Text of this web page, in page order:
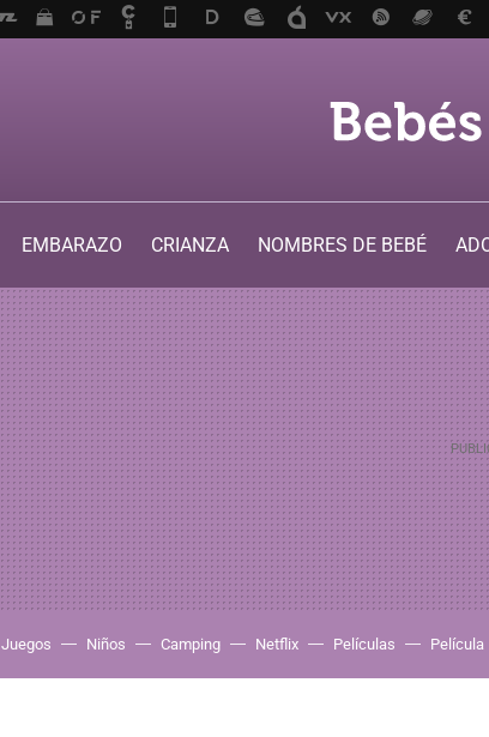
EMBARAZO CRIANZA NOMBRES DE BEBÉ
Juegos Niños Camping Netflix Películas Película